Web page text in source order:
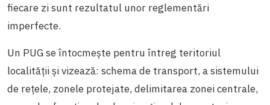
fiecare zi sunt rezultatul unor reglementări
imperfecte.
Un PUG se întocmeşte pentru întreg teritoriul
localităţii și vizează: schema de transport, a sistemului
de rețele, zonele protejate, delimitarea zonei centrale,